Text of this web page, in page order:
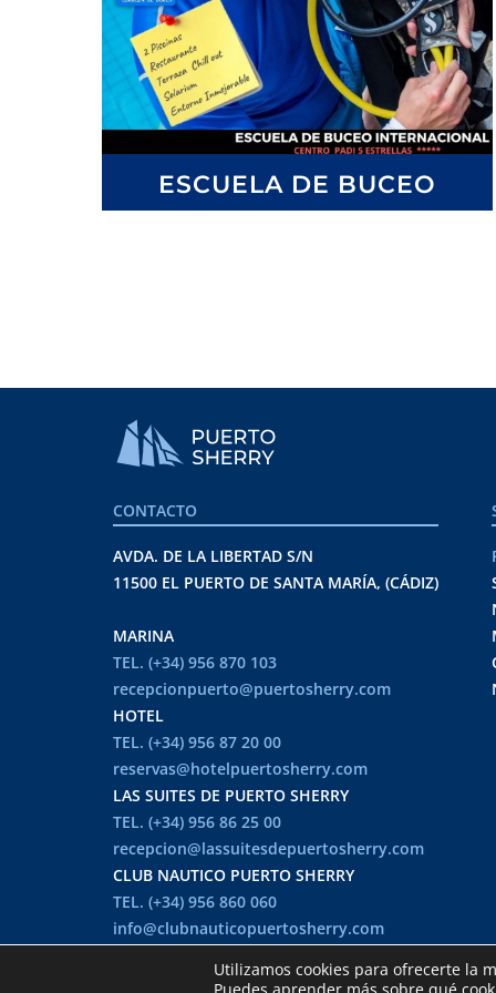
ESCUELA DE BUCEO
CONTACTO
AVDA. DE LA LIBERTAD S/N
11500 EL PUERTO DE SANTA MARÍA, (CÁDIZ)
MARINA
TEL. (+34) 956 870 103
recepcionpuerto@puertosherry.com
HOTEL
TEL. (+34) 956 87 20 00
reservas@hotelpuertosherry.com
LAS SUITES DE PUERTO SHERRY
TEL. (+34) 956 86 25 00
recepcion@lassuitesdepuertosherry.com
CLUB NAUTICO PUERTO SHERRY
TEL. (+34) 956 860 060
info@clubnauticopuertosherry.com
Utilizamos cookies para ofrecerte la